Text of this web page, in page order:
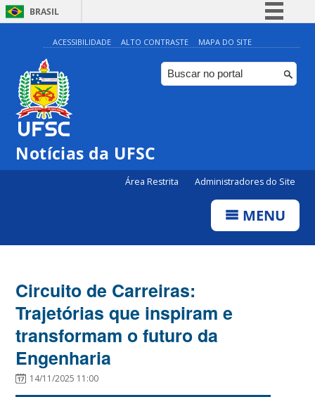
BRASIL
Simplifique!
Comunica BR
Participe
ACESSIBILIDADE ALTO CONTRASTE MAPA DO SITE
Notícias da UFSC
Área Restrita Administradores do Site
MENU
Circuito de Carreiras:
Trajetórias que inspiram e
transformam o futuro da
Engenharia
14/11/2025 11:00